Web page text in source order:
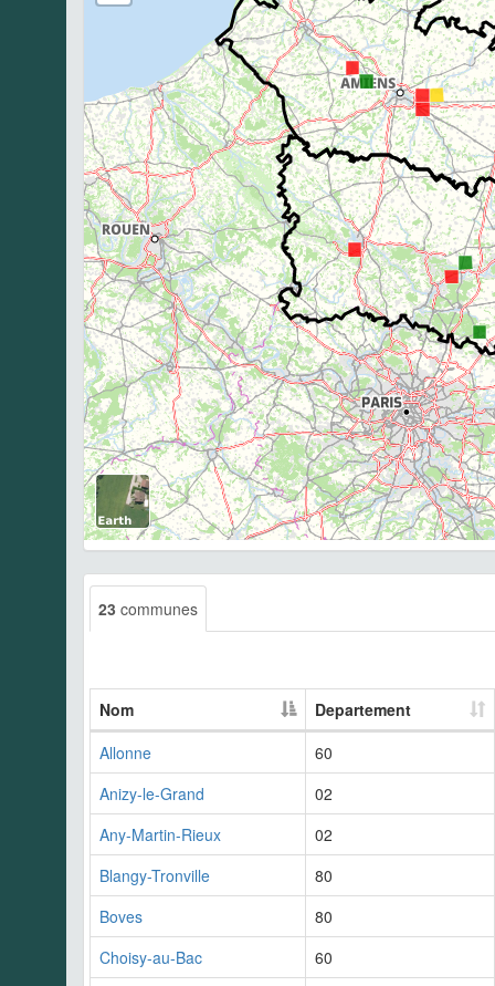
23 communes
Nom
Departement
Allonne
60
Anizy-le-Grand
02
Any-Martin-Rieux
02
Blangy-Tronville
80
Boves
80
Choisy-au-Bac
60